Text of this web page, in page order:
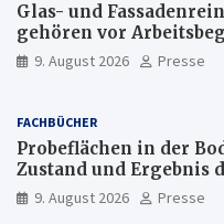
Glas- und
gehören vor
9. August 2026 Presse
FACHBÜCHER
Probeflächen in der
Zustand und Ergebnis
9. August 2026 Presse